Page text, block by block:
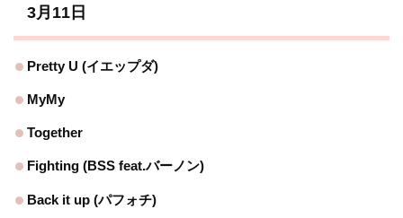
3月11日
Pretty U (イエップダ)
MyMy
Together
Fighting (BSS feat.バーノン)
Back it up (パフォチ)